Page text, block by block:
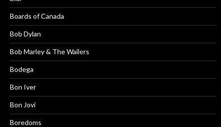
Boards of Canada
Bob Dylan
Bob Marley & The Wailers
Bodega
Bon Iver
Bon Jovi
Boredoms